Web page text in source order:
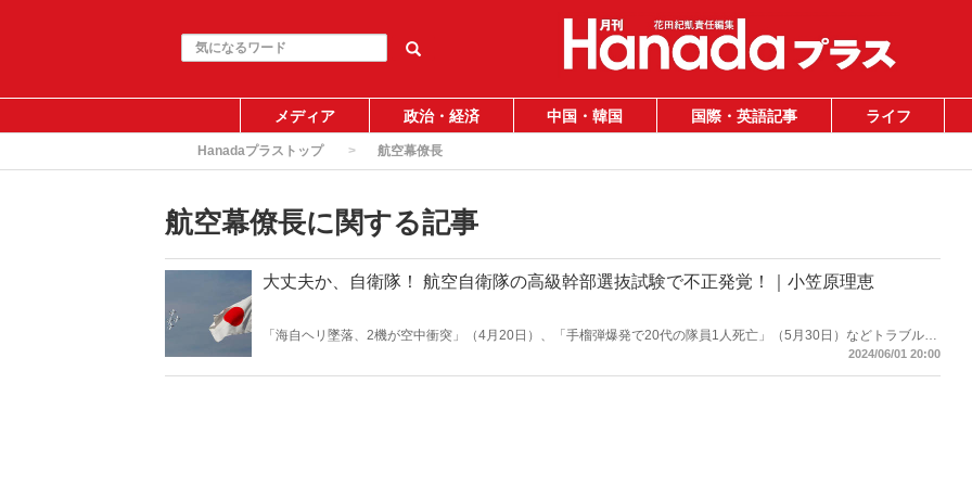
メディア 政治・経済 中国・韓国 国際・英語記事 ライフ
Hanadaプラストップ 航空幕僚長
航空幕僚長に関する記事
大丈夫か、自衛隊！ 航空自衛隊の高級幹部選抜試験で不正発覚！｜小笠原理恵
「海自ヘリ墜落、2機が空中衝突」（4月20日）、「手榴弾爆発で20代の隊員1人死亡」（5月30日）などトラブル続
2024/06/01 20:00